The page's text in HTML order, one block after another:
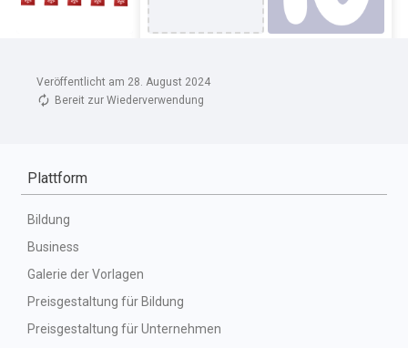
Veröffentlicht am 28. August 2024
Bereit zur Wiederverwendung
Plattform
Bildung
Business
Galerie der Vorlagen
Preisgestaltung für Bildung
Preisgestaltung für Unternehmen